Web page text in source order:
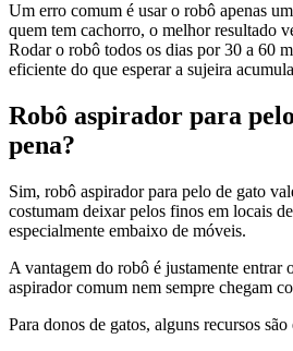
Um erro comum é usar o robô apenas
quem tem cachorro, o melhor resultado
Rodar o robô todos os dias por 30 a 60
eficiente do que esperar a sujeira
Robô aspirador para
pena?
Sim, robô aspirador para pelo de gato
costumam deixar pelos finos em locais
especialmente embaixo de móveis.
A vantagem do robô é justamente entrar
aspirador comum nem sempre chegam
Para donos de gatos, alguns recursos